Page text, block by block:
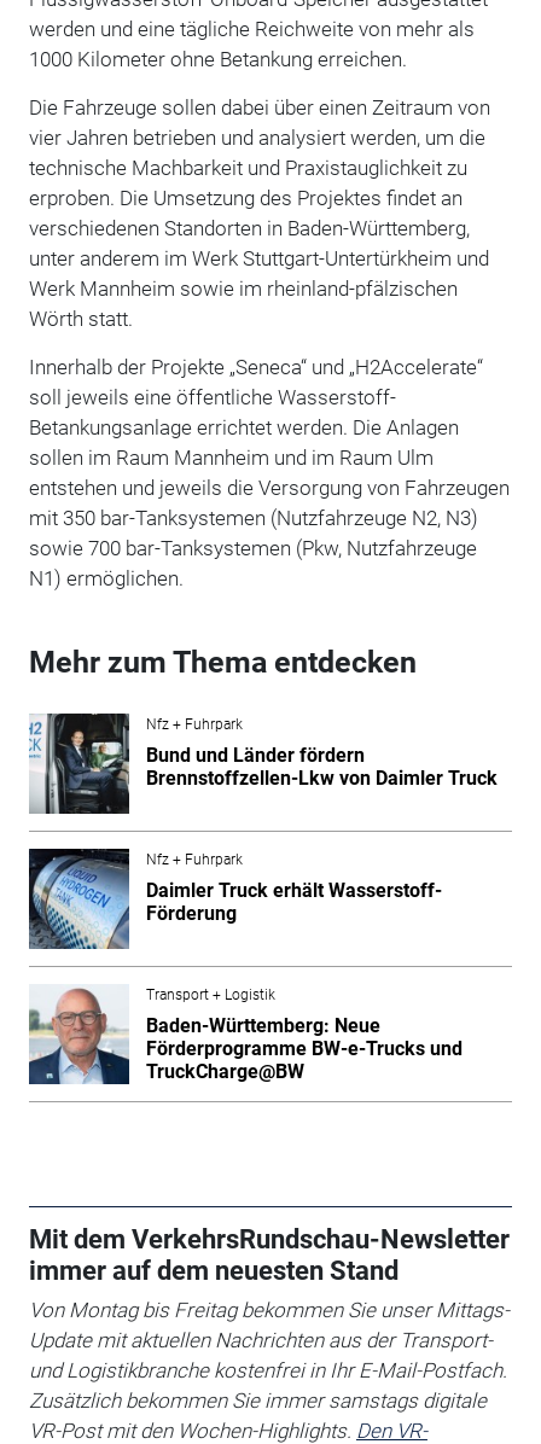
werden und eine tägliche Reichweite von mehr als
1000 Kilometer ohne Betankung erreichen.
Die Fahrzeuge sollen dabei über einen Zeitraum von
vier Jahren betrieben und analysiert werden, um die
technische Machbarkeit und Praxistauglichkeit zu
erproben. Die Umsetzung des Projektes findet an
verschiedenen Standorten in Baden-Württemberg,
unter anderem im Werk Stuttgart-Untertürkheim und
Werk Mannheim sowie im rheinland-pfälzischen
Wörth statt.
Innerhalb der Projekte „Seneca“ und „H2Accelerate“
soll jeweils eine öffentliche Wasserstoff-
Betankungsanlage errichtet werden. Die Anlagen
sollen im Raum Mannheim und im Raum Ulm
entstehen und jeweils die Versorgung von Fahrzeugen
mit 350 bar-Tanksystemen (Nutzfahrzeuge N2, N3)
sowie 700 bar-Tanksystemen (Pkw, Nutzfahrzeuge
N1) ermöglichen.
Mehr zum Thema entdecken
Nfz + Fuhrpark
Bund und Länder fördern
Brennstoffzellen-Lkw von Daimler Truck
Nfz + Fuhrpark
Daimler Truck erhält Wasserstoff-
Förderung
Transport + Logistik
Baden-Württemberg: Neue
Förderprogramme BW-e-Trucks und
TruckCharge@BW
Mit dem VerkehrsRundschau-Newsletter
immer auf dem neuesten Stand
Von Montag bis Freitag bekommen Sie unser Mittags-
Update mit aktuellen Nachrichten aus der Transport-
und Logistikbranche kostenfrei in Ihr E-Mail-Postfach.
Zusätzlich bekommen Sie immer samstags digitale
VR-Post mit den Wochen-Highlights. Den VR-